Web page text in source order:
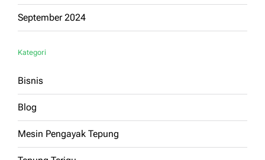
September 2024
Kategori
Bisnis
Blog
Mesin Pengayak Tepung